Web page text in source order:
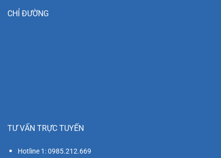
CHỈ ĐƯỜNG
TƯ VẤN TRỰC TUYẾN
Hotline 1: 0985.212.669